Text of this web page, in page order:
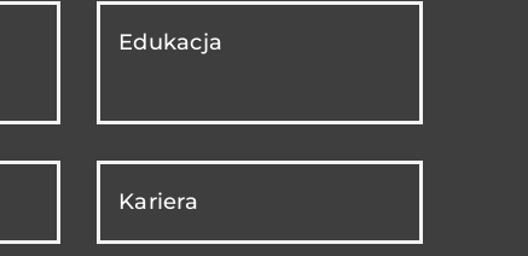
Edukacja
Kariera